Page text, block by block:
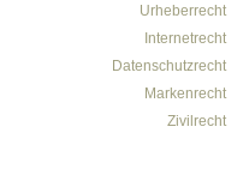
Urheberrecht
Internetrecht
Datenschutzrecht
Markenrecht
Zivilrecht